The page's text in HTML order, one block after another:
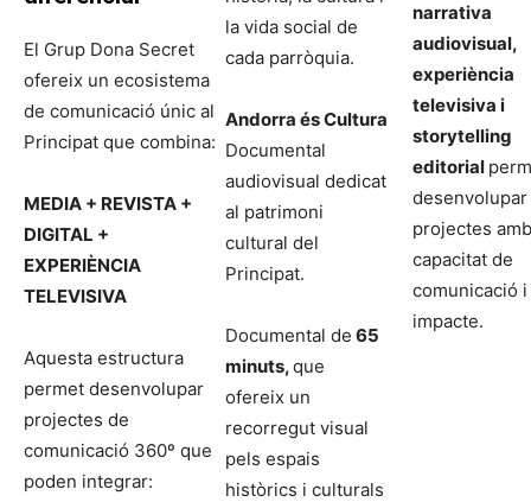
El Grup Dona Secret
ofereix un ecosistema
de comunicació únic al
Principat que combina:
MEDIA + REVISTA +
DIGITAL +
EXPERIÈNCIA
TELEVISIVA
Aquesta estructura
permet desenvolupar
projectes de
comunicació 360º que
poden integrar:
la vida social de
cada parròquia.
Andorra és Cultura
Documental
audiovisual dedicat
al patrimoni
cultural del
Principat.
Documental de 65
minuts,que
ofereix un
recorregut visual
pels espais
històrics i culturals
narrativa
audiovisual,
experiència
televisiva i
storytelling
editorial
desenvolupar
projectes
capacitat de
comunicació i
impacte.